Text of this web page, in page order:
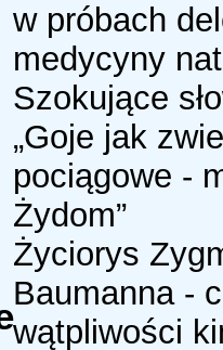
w próbach
medycyny
Szokujące
„Goje jak
pociągowe -
Żydom”
Życiorys
Baumanna -
wątpliwości